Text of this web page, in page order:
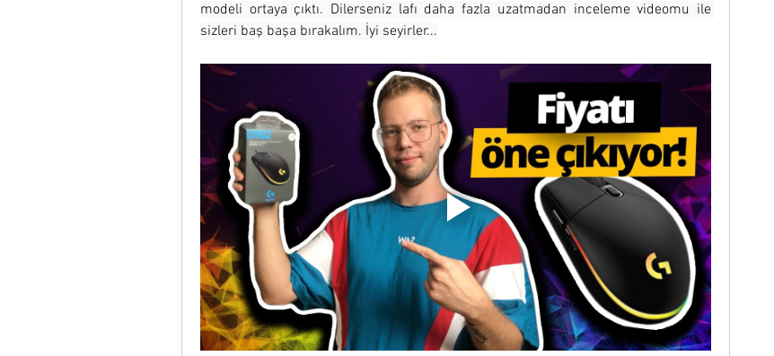
modeli ortaya çıktı. Dilerseniz lafı daha fazla uzatmadan inceleme videomu ile
sizleri baş başa bırakalım. İyi seyirler...